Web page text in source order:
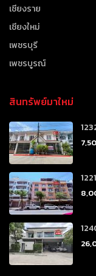
เชียงราย
เชียงใหม่
เพชรบุรี
เพชรบูรณ์
สินทรัพย์มาใหม่